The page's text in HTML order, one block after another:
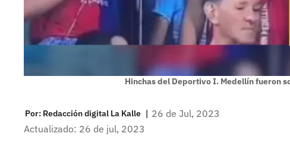
Hinchas del Deportivo I. Medellín fueron
Por: Redacción digital La Kalle | 26 de Jul, 2023
Actualizado: 26 de jul, 2023